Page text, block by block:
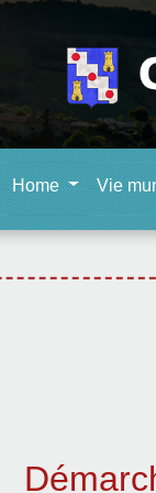
Home Vie